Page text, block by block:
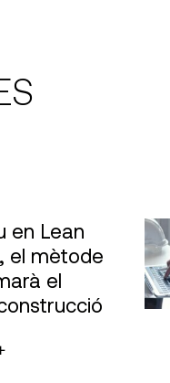
en Lean
el mètode
el